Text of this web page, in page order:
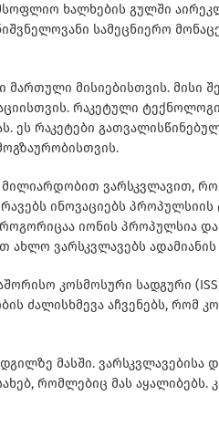
მსოფლიო ხალხების გულში
სამეცნიერო
მართული მისიებისთვის. მისი
რაკეტული
ეს რაკეტები
მილიარდობით ვარსკვლავით,
ინოვაციებს პროპულსიის
იონის პროპულსია
ახლო ვარსკვლავებს
კოსმოსური სადგური
ძალისხმევა აჩვენებს, რომ
მასში. ვარსკვლავებისა
რომლებიც მას აყალიბებს.